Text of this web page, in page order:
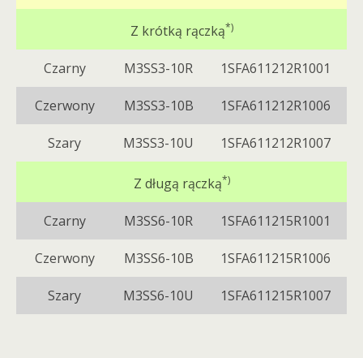
Z krótką rączką*)
Czarny M3SS3-10R 1SFA611212R1001
Czerwony M3SS3-10B 1SFA611212R1006
Szary M3SS3-10U 1SFA611212R1007
Z długą rączką*)
Czarny M3SS6-10R 1SFA611215R1001
Czerwony M3SS6-10B 1SFA611215R1006
Szary M3SS6-10U 1SFA611215R1007